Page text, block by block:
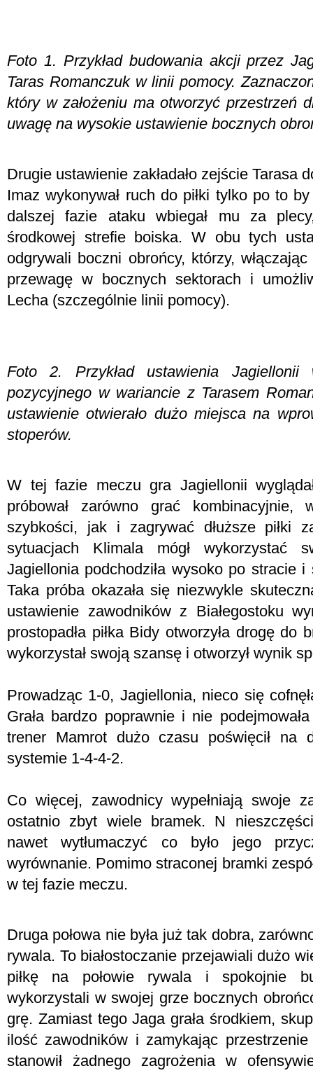
Foto 1. Przykład budowania akcji przez
Taras Romanczuk w linii pomocy.
który w założeniu ma otworzyć przestrzeń
uwagę na wysokie ustawienie bocznych
Drugie ustawienie zakładało zejście Tarasa
Imaz wykonywał ruch do piłki tylko po to
dalszej fazie ataku wbiegał mu za
środkowej strefie boiska. W obu tych
odgrywali boczni obrońcy, którzy,
przewagę w bocznych sektorach i
Lecha (szczególnie linii pomocy).
Foto 2. Przykład ustawienia
pozycyjnego w wariancie z Tarasem
ustawienie otwierało dużo miejsca na
stoperów.
W tej fazie meczu gra Jagiellonii
próbował zarówno grać kombinacyjnie,
szybkości, jak i zagrywać dłuższe piłki
sytuacjach Klimala mógł wykorzystać
Jagiellonia podchodziła wysoko po stracie i
Taka próba okazała się niezwykle
ustawienie zawodników z Białegostoku
prostopadła piłka Bidy otworzyła drogę do
wykorzystał swoją szansę i otworzył wynik
Prowadząc 1-0, Jagiellonia, nieco się
Grała bardzo poprawnie i nie
trener Mamrot dużo czasu poświęcił na
systemie 1-4-4-2.
Co więcej, zawodnicy wypełniają swoje
ostatnio zbyt wiele bramek. N
nawet wytłumaczyć co było jego
wyrównanie. Pomimo straconej bramki
w tej fazie meczu.
Druga połowanie była już tak dobra,
rywala. To białostoczanie przejawiali dużo
piłkę na połowie rywala i spokojnie
wykorzystali w swojej grze bocznych
grę. Zamiast tego Jaga grała środkiem,
ilość zawodników i zamykając
stanowił żadnego zagrożenia w